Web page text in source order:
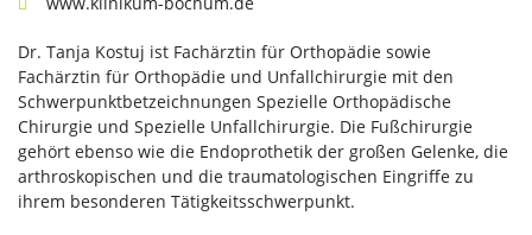
Dr. Tanja Kostuj ist Fachärztin für Orthopädie sowie
Fachärztin für Orthopädie und Unfallchirurgie mit den
Schwerpunktbetzeichnungen Spezielle Orthopädische
Chirurgie und Spezielle Unfallchirurgie. Die Fußchirurgie
gehört ebenso wie die Endoprothetik der großen Gelenke, die
arthroskopischen und die traumatologischen Eingriffe zu
ihrem besonderen Tätigkeitsschwerpunkt.